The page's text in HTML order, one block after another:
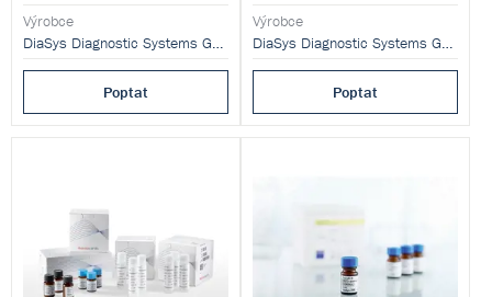
Výrobce
Poptat
Výrobce
Poptat